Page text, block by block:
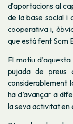
d'aportacions al
de la base social i
cooperativa i,
que està fent Som
El motiu
pujada de preus
considerablement
ha d’avançar a
la seva activitat en